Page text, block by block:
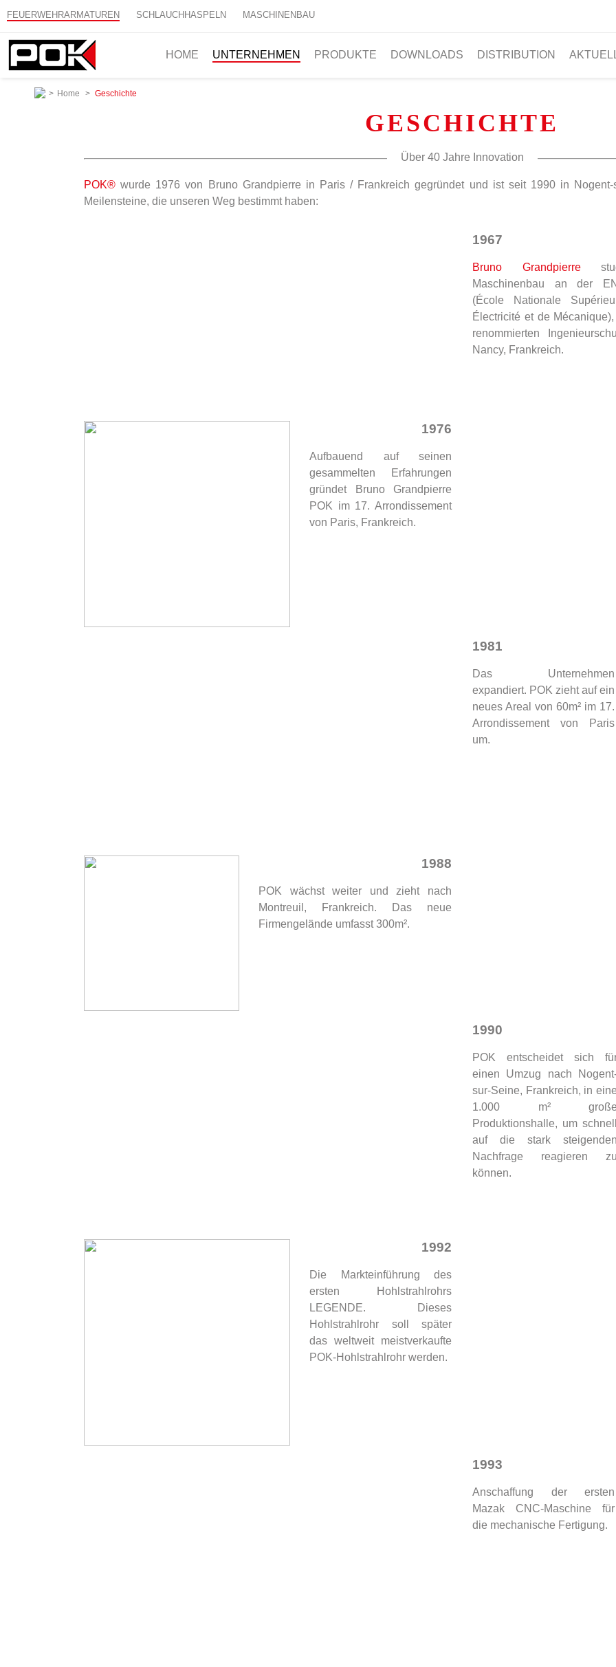
FEUERWEHRARMATUREN SCHLAUCHHASPELN MASCHINENBAU
HOME UNTERNEHMEN PRODUKTE DOWNLOADS DISTRIBUTION
> Home > Geschichte
GESCHICHTE
Über 40 Jahre Innovation
POK® wurde 1976 von Bruno Grandpierre in Paris / Frankreich gegründet und ist seit 1990 in
Meilensteine, die unseren Weg bestimmt haben:
1967
Bruno Grandpierre
Maschinenbau an der
(École Nationale
Électricité et de
renommierten
Nancy, Frankreich.
1976
Aufbauend auf seinen
gesammelten Erfahrungen
gründet Bruno Grandpierre
POK im 17. Arrondissement
von Paris, Frankreich.
1981
Das Unternehmen
expandiert. POK zieht auf ein
neues Areal von 60m² im 17.
Arrondissement von Paris
um.
1988
POK wächst weiter und zieht nach
Montreuil, Frankreich. Das neue
Firmengelände umfasst 300m².
1990
POK entscheidet sich
einen Umzug nach
sur-Seine, Frankreich, in eine
1.000 m² große
Produktionshalle, um schnell
auf die stark steigenden
Nachfrage reagieren zu
können.
1992
Die Markteinführung des
ersten Hohlstrahlrohrs
LEGENDE. Dieses
Hohlstrahlrohr soll später
das weltweit meistverkaufte
POK-Hohlstrahlrohr werden.
1993
Anschaffung der ersten
Mazak CNC-Maschine für
die mechanische Fertigung.